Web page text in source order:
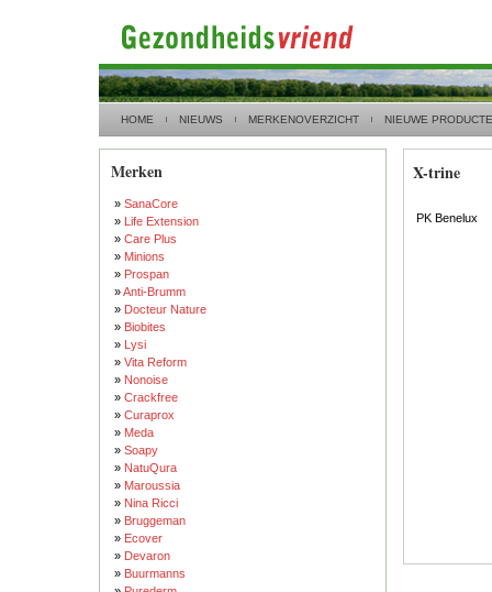
HOME NIEUWS MERKENOVERZICHT NIEUWE
Merken
» SanaCore
» Life Extension
» Care Plus
» Minions
» Prospan
»Anti-Brumm
» Docteur Nature
» Biobites
» Lysi
» Vita Reform
» Nonoise
» Crackfree
» Curaprox
» Meda
» Soapy
» NatuQura
» Maroussia
» Nina Ricci
» Bruggeman
» Ecover
» Devaron
» Buurmanns
X-trine
PK Benelux